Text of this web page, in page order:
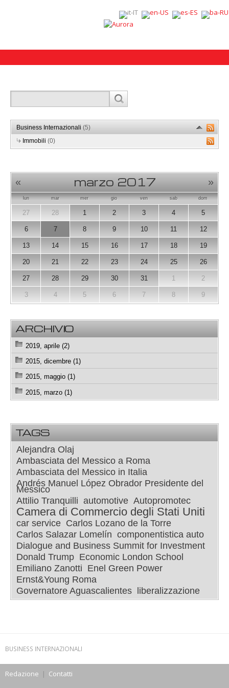
Business Internazionali (5)
Immobili (0)
« marzo 2017 »
lun mar mer gio ven sab dom
27 28 1 2 3 4 5
6 7 8 9 10 11 12
13 14 15 16 17 18 19
20 21 22 23 24 25 26
27 28 29 30 31 1 2
3 4 5 6 7 8 9
ARCHIVIO
2019, aprile (2)
2015, dicembre (1)
2015, maggio (1)
2015, marzo (1)
TAGS
Alejandra Olaj
Ambasciata del Messico a Roma
Ambasciata del Messico in Italia
Andrés Manuel López Obrador Presidente del
Messico
Attilio Tranquilli automotive Autopromotec
Camera di Commercio degli Stati Uniti
car service Carlos Lozano de la Torre
Carlos Salazar Lomelín componentistica auto
Dialogue and Business Summit for Investment
Donald Trump Economic London School
Emiliano Zanotti Enel Green Power
Ernst&Young Roma
Governatore Aguascalientes
liberalizzazione
BUSINESS INTERNAZIONALI
Redazione | Contatti